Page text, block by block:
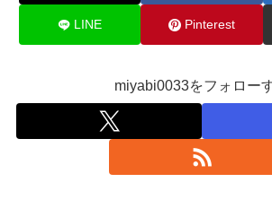
LINE Pinterest
miyabi0033をフォロー